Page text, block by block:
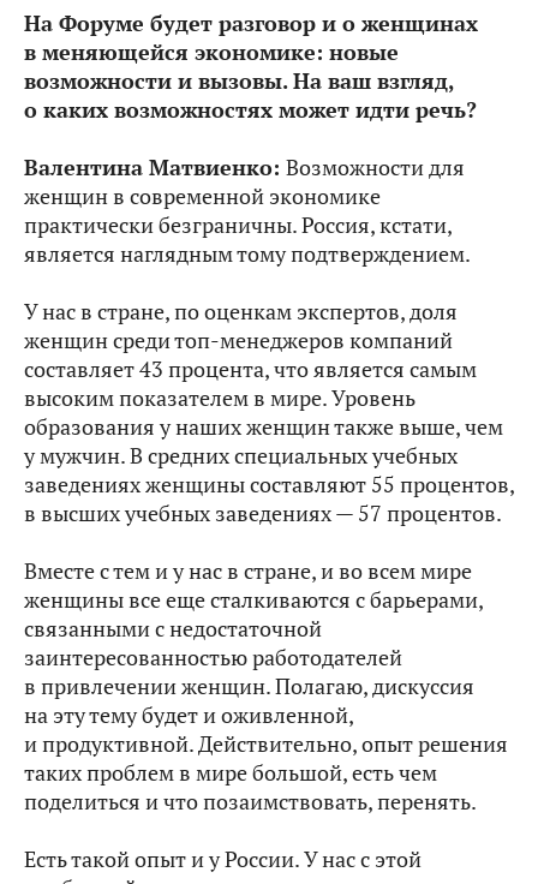
На Форуме будет разговор и о женщинах
в меняющейся экономике: новые
возможности и вызовы. На ваш взгляд,
о каких возможностях может идти речь?
Валентина Матвиенко: Возможности для
женщин в современной экономике
практически безграничны. Россия, кстати,
является наглядным тому подтверждением.
У нас в стране, по оценкам экспертов, доля
женщин среди топ-менеджеров компаний
составляет 43 процента, что является самым
высоким показателем в мире. Уровень
образования у наших женщин также выше, чем
у мужчин. В средних специальных учебных
заведениях женщины составляют 55 процентов,
в высших учебных заведениях — 57 процентов.
Вместе с тем и у нас в стране, и во всем мире
женщины все еще сталкиваются с барьерами,
связанными с недостаточной
заинтересованностью работодателей
в привлечении женщин. Полагаю, дискуссия
на эту тему будет и оживленной,
и продуктивной. Действительно, опыт решения
таких проблем в мире большой, есть чем
поделиться и что позаимствовать, перенять.
Есть такой опыт и у России. У нас с этой